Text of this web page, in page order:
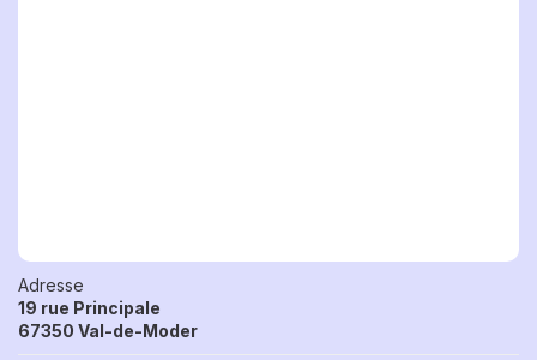
Adresse
19 rue Principale
67350 Val-de-Moder